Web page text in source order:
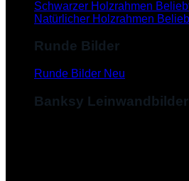
Schwarzer Holzrahmen
Natürlicher Holzrahmen
Runde Bilder
Runde Bilder
Banksy Leinwandbilder